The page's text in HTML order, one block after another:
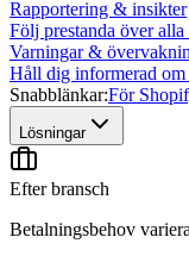
Rapportering & insikter
Följ prestanda över alla
Varningar &
Håll dig informerad
Snabblänkar:För
Lösningar
Efter bransch
Betalningsbehov